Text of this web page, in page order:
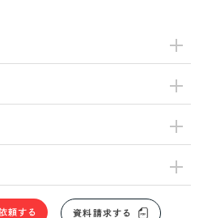
頼する 資料請求する